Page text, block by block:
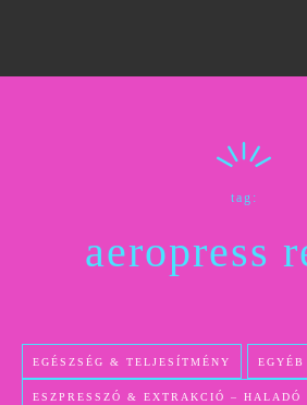
tag:
aeropress
EGÉSZSÉG & TELJESÍTMÉNY EGYÉB
ESZPRESSZÓ & EXTRAKCIÓ – HALADÓ